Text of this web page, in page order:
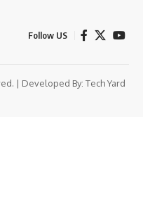
Follow US
| Developed By: Tech Yard